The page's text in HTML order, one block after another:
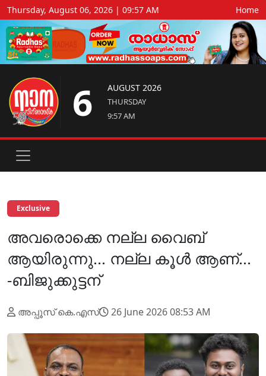
Thursday, August 06, 2026 | 09:57 AM Home
6 AUGUST 2026
THURSDAY
9:57 AM
Exclusive
അവരൊക്കെ നല്ല വൈബ്
ആയിരുന്നു... നല്ല കൂള്‍ ആണ്...
-ബിജുക്കുട്ടന്
അപ്പൂസ് കെ.എസ് 26 June 2026 08:53 AM